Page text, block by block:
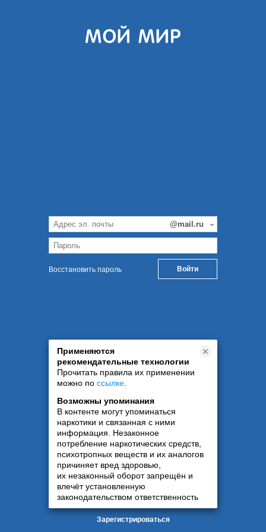
Восстановить пароль
Применяются
рекомендательные технологии
Прочитать правила их применении
можно по ссылке
Возможны упоминания
В контенте могут упоминаться
наркотики и связанная с ними
информация. Незаконное
потребление наркотических средств,
психотропных веществ и их аналогов
причиняет вред здоровью,
их незаконный оборот запрещён и
влечёт установленную
законодательством ответственность
Зарегистрироваться